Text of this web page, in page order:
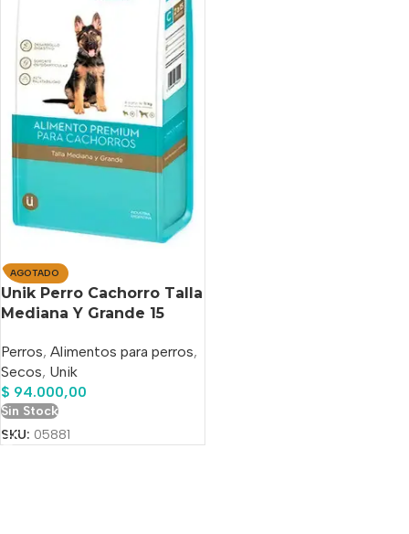
AGOTADO
Unik Perro Cachorro Talla
Mediana Y Grande 15
Antipulgas De Regalo!!
Perros, Alimentos para perros,
Secos, Unik
$ 94.000,00
Sin Stock
SKU: 05881